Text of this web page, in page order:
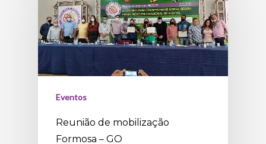
Eventos
Reunião de mobilização
Formosa – GO